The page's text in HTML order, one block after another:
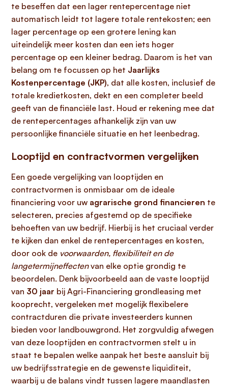
te beseffen dat een lager rentepercentage niet
automatisch leidt tot lagere totale rentekosten; een
lager percentage op een grotere lening kan
uiteindelijk meer kosten dan een iets hoger
percentage op een kleiner bedrag. Daarom is het van
belang om te focussen op het Jaarlijks
Kostenpercentage (JKP), dat alle kosten, inclusief de
totale kredietkosten, dekt en een completer beeld
geeft van de financiële last. Houd er rekening mee dat
de rentepercentages afhankelijk zijn van uw
persoonlijke financiële situatie en het leenbedrag.
Looptijd en contractvormen vergelijken
Een goede vergelijking van looptijden en
contractvormen is onmisbaar om de ideale
financiering voor uw agrarische grond financieren te
selecteren, precies afgestemd op de specifieke
behoeften van uw bedrijf. Hierbij is het cruciaal verder
te kijken dan enkel de rentepercentages en kosten,
door ook de voorwaarden, flexibiliteit en de
langetermijneffectenvan elke optie grondig te
beoordelen. Denk bijvoorbeeld aan de vaste looptijd
van 30 jaar bij Agri-Financiering grondleasing met
kooprecht, vergeleken met mogelijk flexibelere
contractduren die private investeerders kunnen
bieden voor landbouwgrond. Het zorgvuldig afwegen
van deze looptijden en contractvormen stelt u in
staat te bepalen welke aanpak het beste aansluit bij
uw bedrijfsstrategie en de gewenste liquiditeit,
waarbij u de balans vindt tussen lagere maandlasten